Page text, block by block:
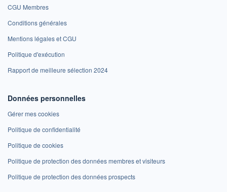
CGU Membres
Conditions générales
Mentions légales et CGU
Politique d'exécution
Rapport de meilleure sélection 2024
Données personnelles
Gérer mes cookies
Politique de confidentialité
Politique de cookies
Politique de protection des données membres et visiteurs
Politique de protection des données prospects